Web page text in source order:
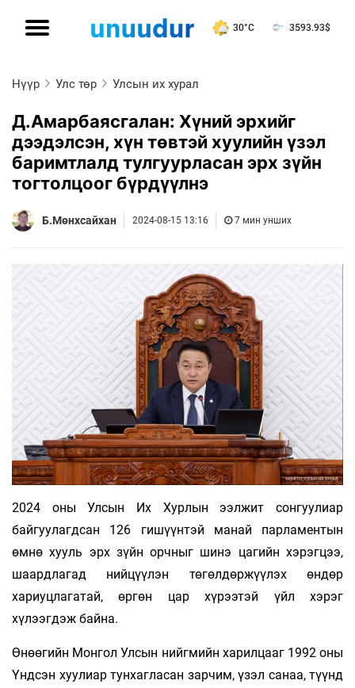
30°C 3593.93$
Нүүр Улс төр Улсын их хурал
Д.Амарбаясгалан: Хүний эрхийг
дээдэлсэн, хүн төвтэй хуулийн үзэл
баримтлалд тулгуурласан эрх зүйн
тогтолцоог бүрдүүлнэ
Б.Мөнхсайхан 2024-08-15 13:16 7 мин унших
2024 оны Улсын Их Хурлын ээлжит сонгуулиар
байгуулагдсан 126 гишүүнтэй манай парламентын
өмнө хууль эрх зүйн орчныг шинэ цагийн хэрэгцээ,
шаардлагад нийцүүлэн төгөлдөржүүлэх өндөр
хариуцлагатай, өргөн цар хүрээтэй үйл хэрэг
хүлээгдэж байна.
Өнөөгийн Монгол Улсын нийгмийн харилцааг 1992 оны
Үндсэн хуулиар тунхагласан зарчим, үзэл санаа, түүнд